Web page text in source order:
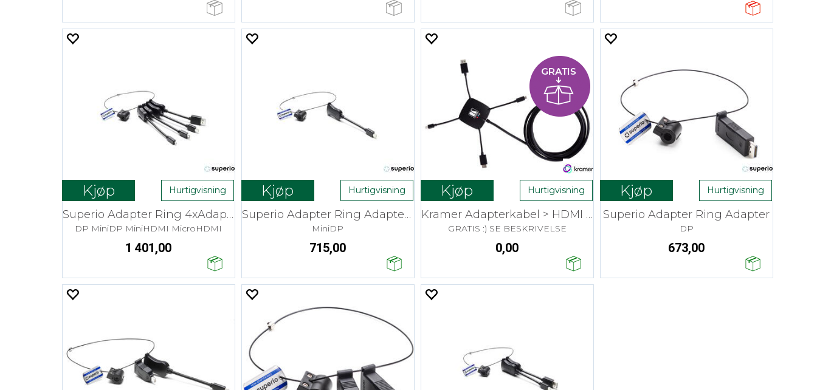
Kjøp Hurtigvisning
Superio Adapter Ring 4xAdapter PigT 4K
DP MiniDP MiniHDMI MicroHDMI
1 401,00
Kjøp Hurtigvisning
Superio Adapter Ring Adapter PigT 4K
MiniDP
715,00
Kjøp Hurtigvisning
Kramer Adapterkabel > HDMI 4K 3 m
GRATIS :) SE BESKRIVELSE
0,00
Kjøp Hurtigvisning
Superio Adapter Ring Adapter
DP
673,00